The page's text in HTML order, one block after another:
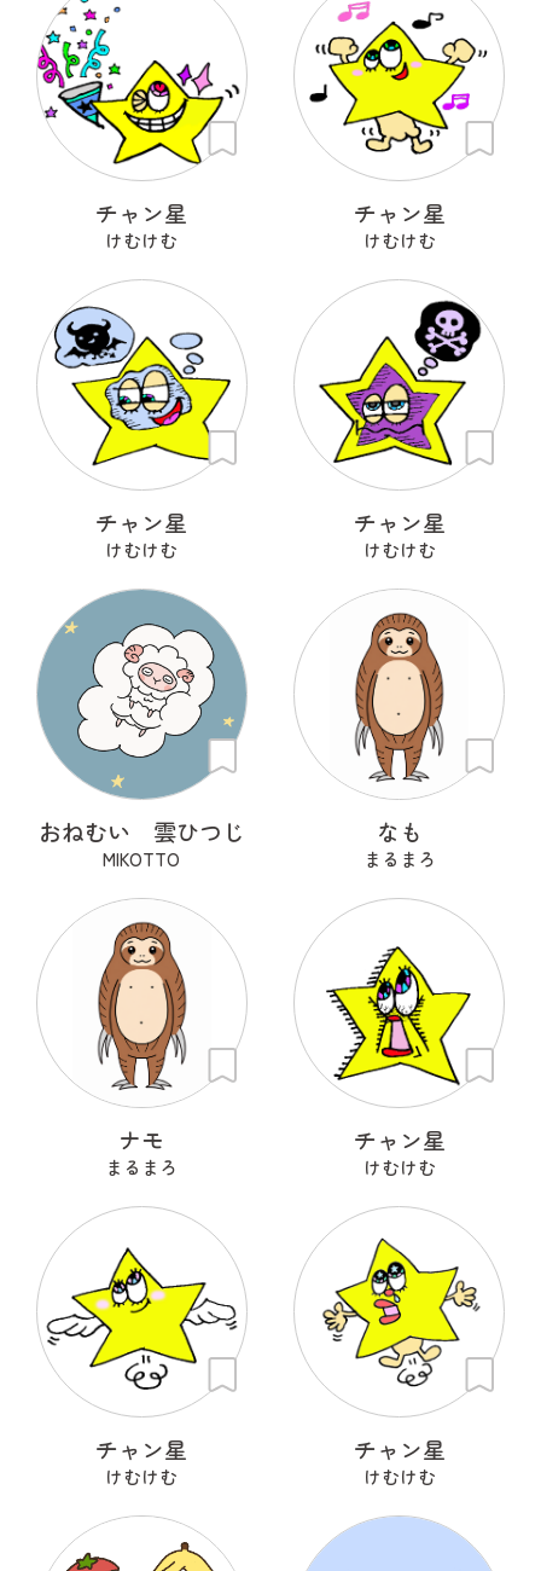
チャン星
けむけむ
チャン星
けむけむ
チャン星
けむけむ
チャン星
けむけむ
おねむい 雲ひつじ
MIKOTTO
なも
まるまろ
ナモ
まるまろ
チャン星
けむけむ
チャン星
けむけむ
チャン星
けむけむ